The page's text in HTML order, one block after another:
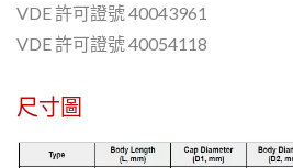
VDE 許可證號 40043961
VDE 許可證號 40054118
尺寸圖